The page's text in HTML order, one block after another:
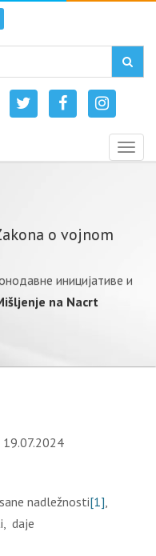
o vojnom
иницијативе и
na Nacrt
nadležnosti[1],
daje